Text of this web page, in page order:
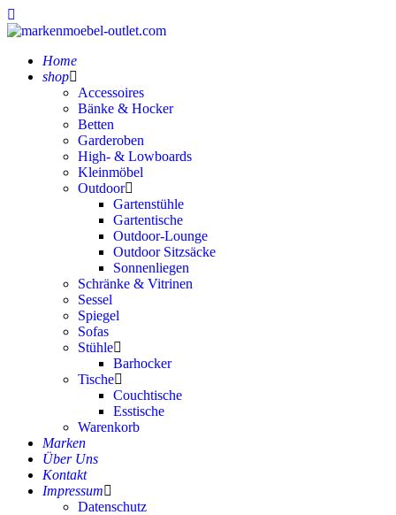
Home
shop
Accessoires
Bänke & Hocker
Betten
Garderoben
High- & Lowboards
Kleinmöbel
Outdoor
Gartenstühle
Gartentische
Outdoor-Lounge
Outdoor Sitzsäcke
Sonnenliegen
Schränke & Vitrinen
Sessel
Spiegel
Sofas
Stühle
Barhocker
Tische
Couchtische
Esstische
Warenkorb
Marken
Über Uns
Kontakt
Impressum
Datenschutz